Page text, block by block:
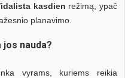
kasdien režimą, ypač
planavimo.
jos nauda?
vyrams, kuriems reikia